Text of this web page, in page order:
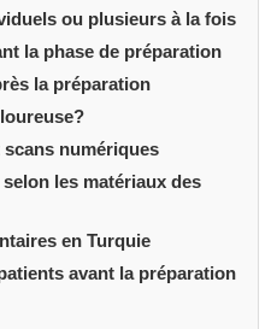
ou plusieurs à la fois
la phase de préparation
la préparation
numériques
les matériaux des
en Turquie
avant la préparation